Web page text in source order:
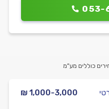
053-
כוללים מע”מ
₪ 1,000-3,000